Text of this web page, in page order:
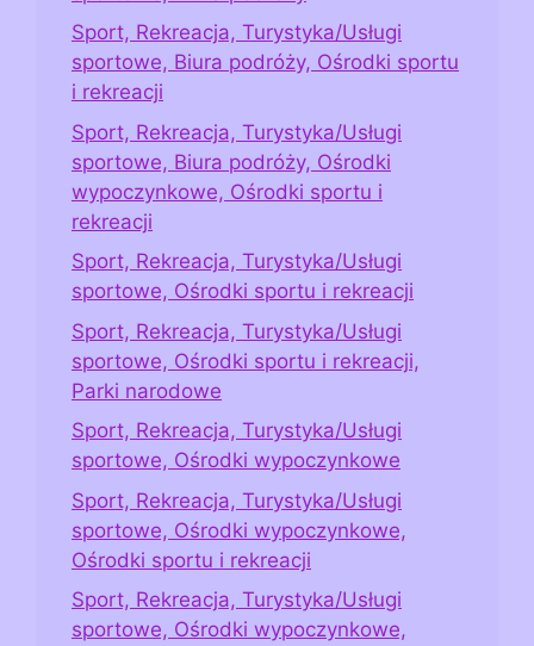
Sport, Rekreacja, Turystyka/Usługi
sportowe, Biura podróży, Ośrodki sportu
i rekreacji
Sport, Rekreacja, Turystyka/Usługi
sportowe, Biura podróży, Ośrodki
wypoczynkowe, Ośrodki sportu i
rekreacji
Sport, Rekreacja, Turystyka/Usługi
sportowe, Ośrodki sportu i rekreacji
Sport, Rekreacja, Turystyka/Usługi
sportowe, Ośrodki sportu i rekreacji,
Parki narodowe
Sport, Rekreacja, Turystyka/Usługi
sportowe, Ośrodki wypoczynkowe
Sport, Rekreacja, Turystyka/Usługi
sportowe, Ośrodki wypoczynkowe,
Ośrodki sportu i rekreacji
Sport, Rekreacja, Turystyka/Usługi
sportowe, Ośrodki wypoczynkowe,